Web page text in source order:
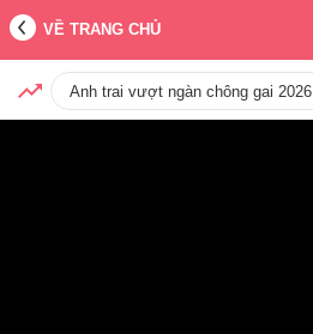
VỀ TRANG CHỦ
Anh trai vượt ngàn chông gai 2026